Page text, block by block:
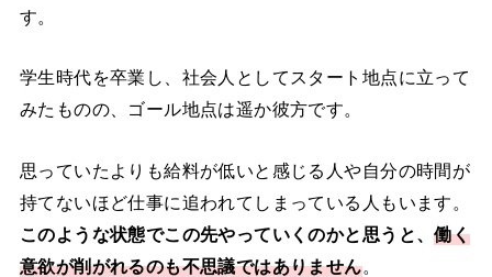
す。
学生時代を卒業し、社会人としてスタート地点に立って
みたものの、ゴール地点は遥か彼方です。
思っていたよりも給料が低いと感じる人や自分の時間が
持てないほど仕事に追われてしまっている人もいます。
このような状態でこの先やっていくのかと思うと、働く
意欲が削がれるのも不思議ではありません。